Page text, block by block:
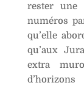
rester une
numéros
qu’elle
qu’aux
extra